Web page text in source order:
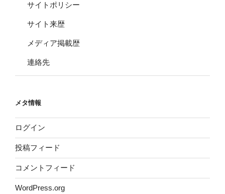
サイトポリシー
サイト来歴
メディア掲載歴
連絡先
メタ情報
ログイン
投稿フィード
コメントフィード
WordPress.org